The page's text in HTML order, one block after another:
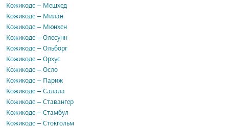
Кожикоде — Мешхед
Кожикоде — Милан
Кожикоде — Мюнхен
Кожикоде — Олесунн
Кожикоде — Ольборг
Кожикоде — Орхус
Кожикоде — Осло
Кожикоде — Париж
Кожикоде — Салала
Кожикоде — Ставангер
Кожикоде — Стамбул
Кожикоде — Стокгольм